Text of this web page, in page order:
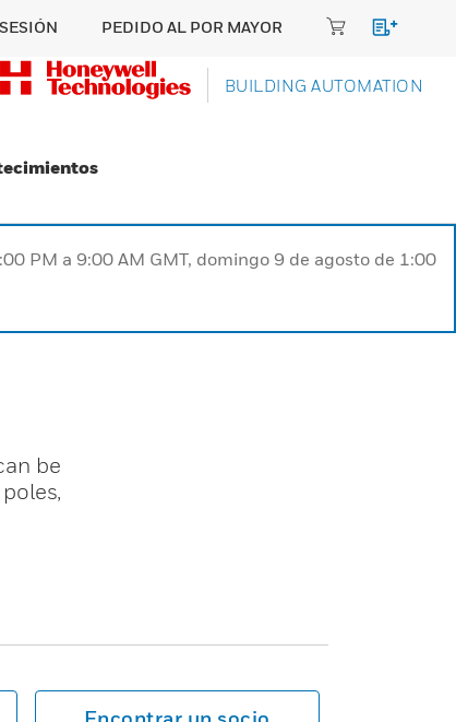
PEDIDO AL POR MAYOR
BUILDING AUTOMATION
PM a 9:00 AM GMT, domingo 9 de agosto de 1:00
be